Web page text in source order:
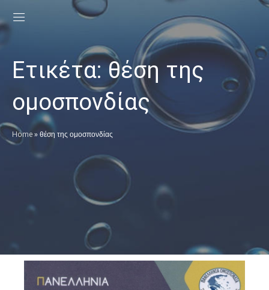
Ετικέτα:θέση της
ομοσπονδίας
Home » θέση της ομοσπονδίας